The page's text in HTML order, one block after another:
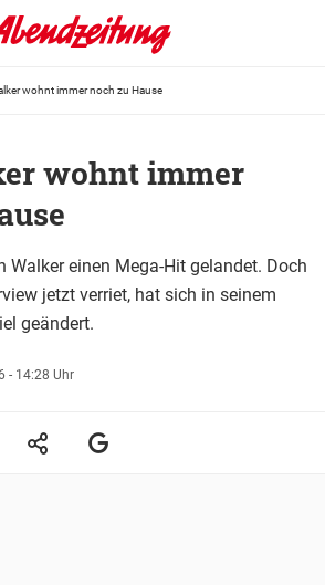
wohnt immer noch zu Hause
wohnt immer
Walker einen Mega-Hit gelandet. Doch
jetzt verriet, hat sich in seinem
geändert.
- 14:28 Uhr